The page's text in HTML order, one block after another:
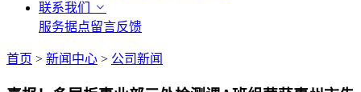
联系我们
服务据点留言反馈
首页 > 新闻中心 > 公司新闻